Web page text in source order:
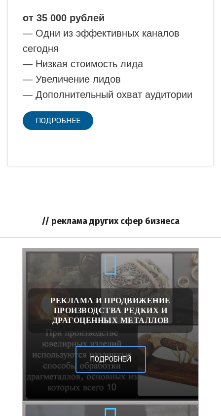
от 35 000 рублей
— Одни из эффективных каналов
сегодня
— Низкая стоимость лида
— Увеличение лидов
— Дополнительный охват аудитории
ПОДРОБНЕЕ
// реклама других сфер бизнеса
РЕКЛАМА И ПРОДВИЖЕНИЕ
ПРОИЗВОДСТВА РЕДКИХ И
ДРАГОЦЕННЫХ МЕТАЛЛОВ
ПОДРОБНЕЙ